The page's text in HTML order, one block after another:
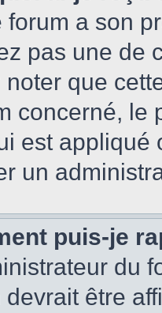
forum a son
pas une de
que
concerné, le
est appliqué
un
puis-je
du
devrait être